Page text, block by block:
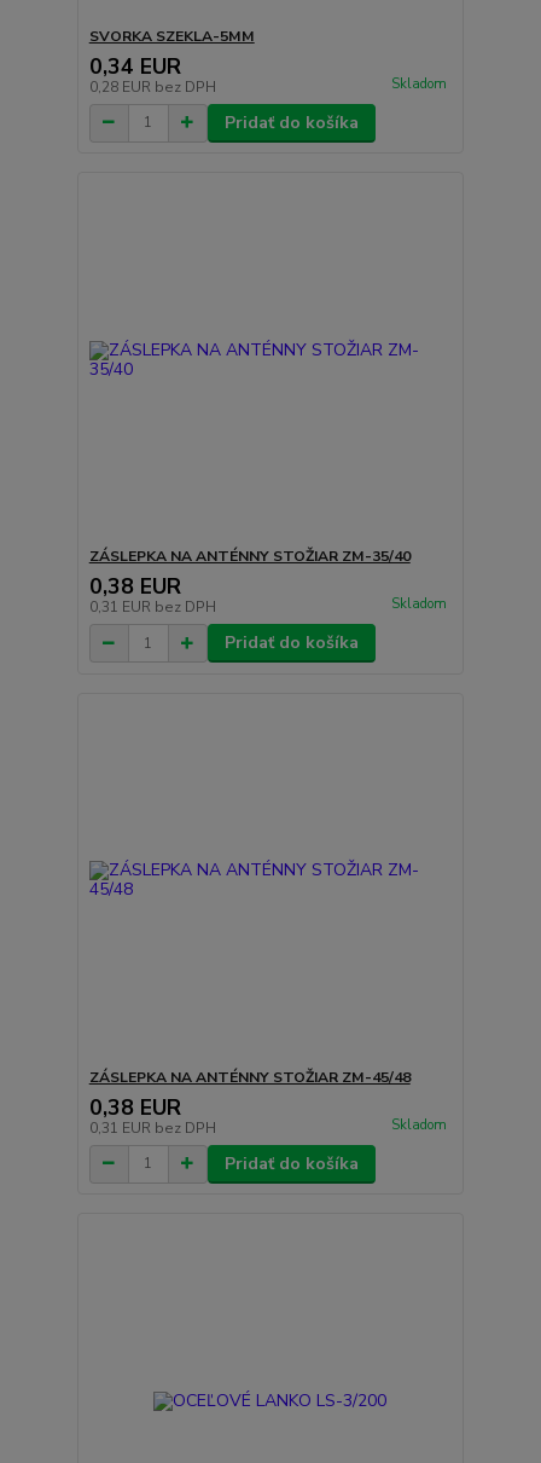
SVORKA SZEKLA-5MM
0,34 EUR
0,28 EUR bez DPH Skladom
Pridať do košíka
ZÁSLEPKA NA ANTÉNNY STOŽIAR ZM-35/40
0,38 EUR
0,31 EUR bez DPH Skladom
Pridať do košíka
ZÁSLEPKA NA ANTÉNNY STOŽIAR ZM-45/48
0,38 EUR
0,31 EUR bez DPH Skladom
Pridať do košíka